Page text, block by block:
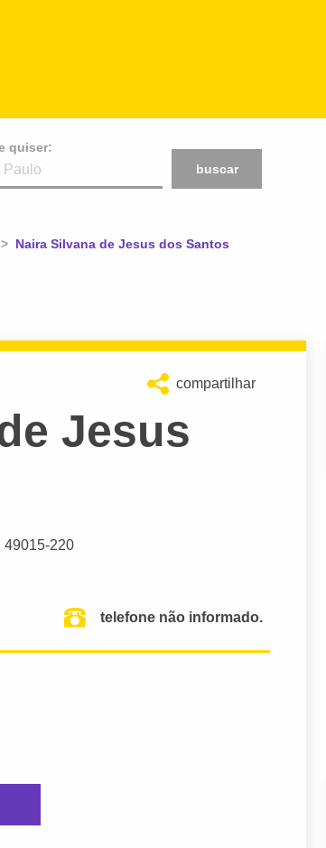
quiser:
buscar
Atual:
Naira Silvana de Jesus dos Santos
compartilhar
Jesus
49015-220
telefone não informado.